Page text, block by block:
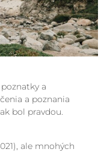
a
a poznania
bol pravdou.
ale mnohých